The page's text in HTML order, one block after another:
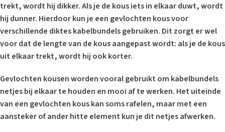
trekt, wordt hij dikker. Als je de kous iets in elkaar duwt, wordt
hij dunner. Hierdoor kun je een gevlochten kous voor
verschillende diktes kabelbundels gebruiken. Dit zorgt er wel
voor dat de lengte van de kous aangepast wordt: als je de kous
uit elkaar trekt, wordt hij ook korter.
Gevlochten kousen worden vooral gebruikt om kabelbundels
netjes bij elkaar te houden en mooi af te werken. Het uiteinde
van een gevlochten kous kan soms rafelen, maar met een
aansteker of ander hitte element kun je dit netjes afwerken.